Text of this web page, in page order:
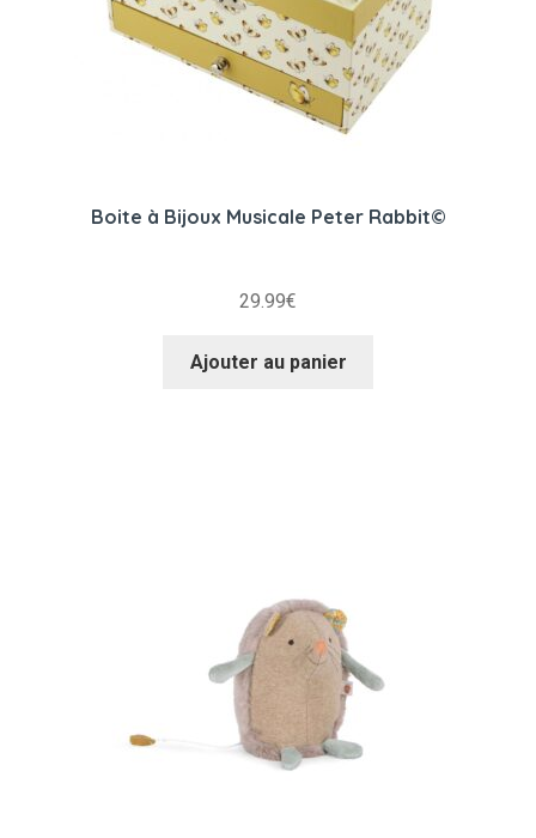
Boite à Bijoux Musicale Peter Rabbit©
29.99€
Ajouter au panier